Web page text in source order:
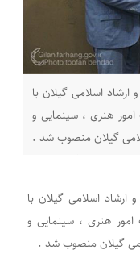
اسلامی گیلان با
هنری ، سینمایی و
گیلان منصوب شد .
اسلامی گیلان با
هنری ، سینمایی و
گیلان منصوب شد .